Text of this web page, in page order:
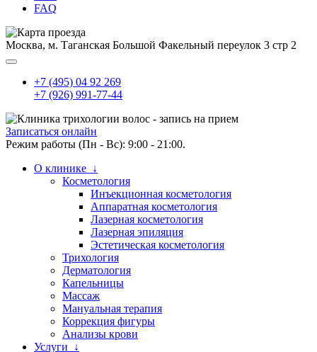
FAQ
Москва, м. Таганская Большой Факельный переулок 3 стр 2
+7 (495) 04 92 269
+7 (926) 991-77-44
Записаться онлайн
Режим работы (Пн - Вс): 9:00 - 21:00.
О клинике ↓
Косметология
Инъекционная косметология
Аппаратная косметология
Лазерная косметология
Лазерная эпиляция
Эстетическая косметология
Трихология
Дерматология
Капельницы
Массаж
Мануальная терапия
Коррекция фигуры
Анализы крови
Услуги ↓